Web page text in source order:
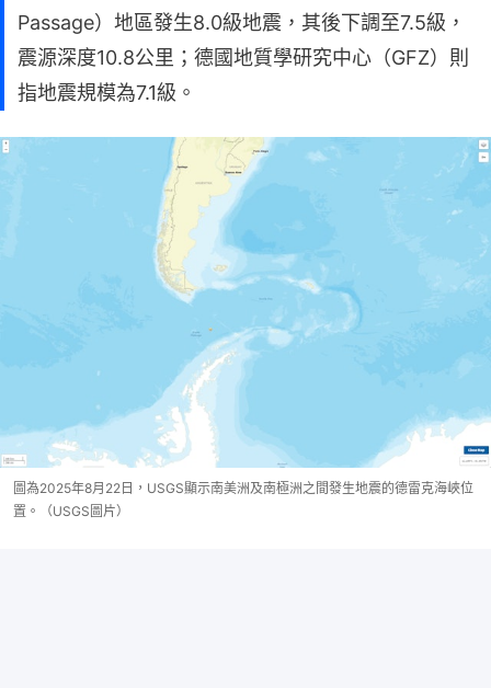
Passage）地區發生8.0級地震，其後下調至7.5級，
震源深度10.8公里；德國地質學研究中心（GFZ）則
指地震規模為7.1級。
圖為2025年8月22日，USGS顯示南美洲及南極洲之間發生地震的德雷克海峽位
置。（USGS圖片）